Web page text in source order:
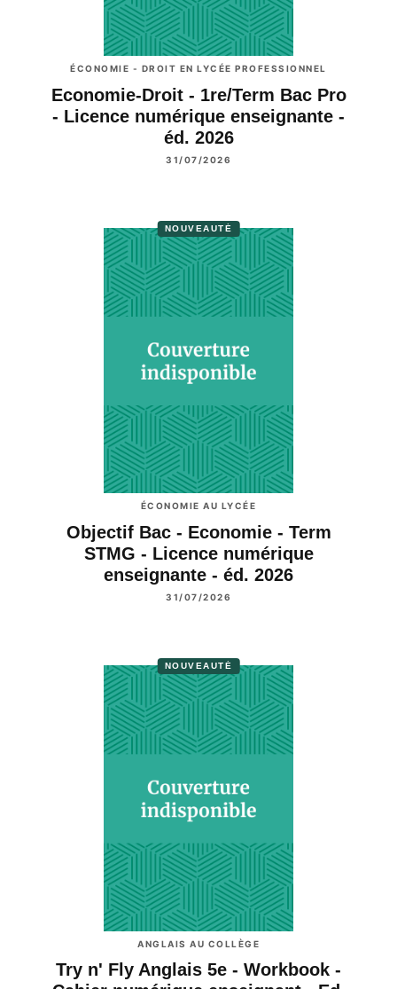
ÉCONOMIE - DROIT EN LYCÉE PROFESSIONNEL
Economie-Droit - 1re/Term Bac Pro
- Licence numérique enseignante -
éd. 2026
31/07/2026
NOUVEAUTÉ
ÉCONOMIE AU LYCÉE
Objectif Bac - Economie - Term
STMG - Licence numérique
enseignante - éd. 2026
31/07/2026
NOUVEAUTÉ
ANGLAIS AU COLLÈGE
Try n' Fly Anglais 5e - Workbook -